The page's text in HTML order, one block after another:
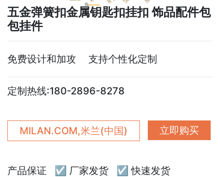
五金弹簧扣金属钥匙扣挂扣 饰品配件包
包挂件
免费设计和加攻 支持个性化定制
定制热线:180-2896-8278
MILAN.COM,米兰(中国) 立即购买
产品保证 ☑ 厂家发货 ☑ 快速发货